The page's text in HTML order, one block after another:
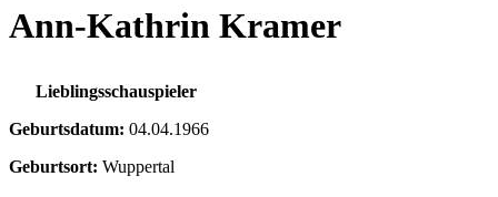
Ann-Kathrin Kramer
Lieblingsschauspieler
Geburtsdatum: 04.04.1966
Geburtsort: Wuppertal